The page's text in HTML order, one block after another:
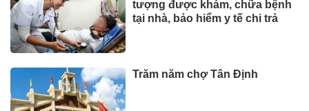
tượng được khám, chữa bệnh
tại nhà, bảo hiểm y tế chi trả
Trăm năm chợ Tân Định